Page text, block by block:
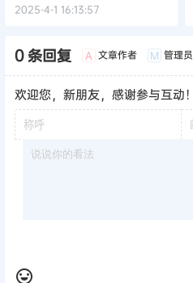
2025-4-1 16:13:57
0 条回复 A 文章作者 M 管理员
欢迎您，新朋友，感谢参与互动！